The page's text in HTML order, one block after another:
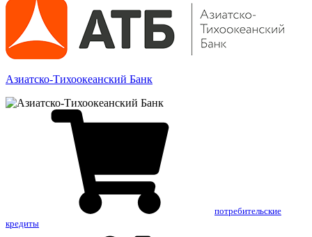
Азиатско-Тихоокеанский Банк
потребительские
кредиты